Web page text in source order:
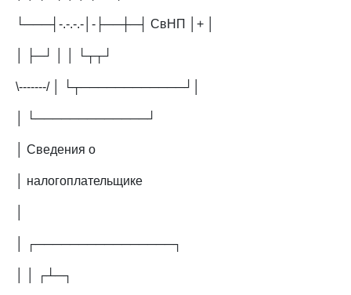
└───┤-.-.-.-│-├──┼─┤ СвНП │+ │
│ ├─┘ │ │ └┬┬┘
\-------/ │ └┬────────────┘│
│ └─────────────┘
│ Сведения о
│ налогоплательщике
│ ┌────────────────┐
│ │ ┌┴─┐